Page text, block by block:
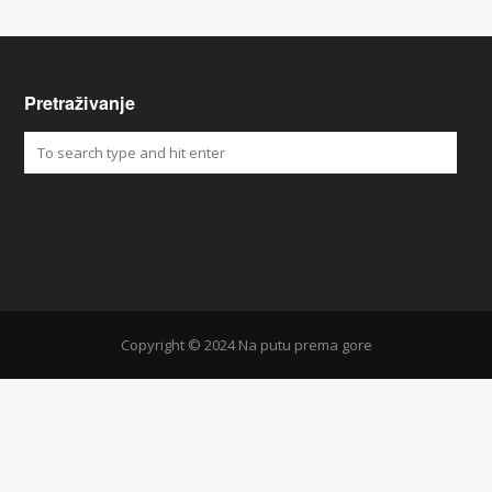
Pretraživanje
Copyright © 2024 Na putu prema gore